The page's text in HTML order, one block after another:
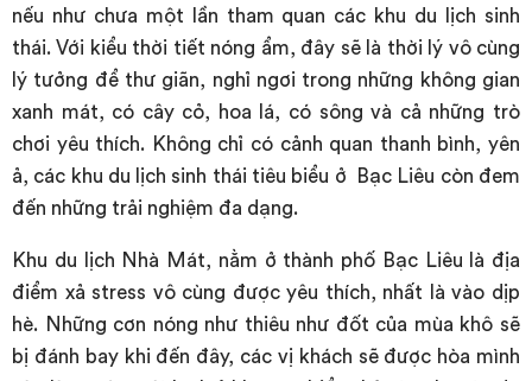
nếu như chưa một lần tham quan các khu du lịch sinh
thái. Với kiểu thời tiết nóng ẩm, đây sẽ là thời lý vô cùng
lý tưởng để thư giãn, nghỉ ngơi trong những không gian
xanh mát, có cây cỏ, hoa lá, có sông và cả những trò
chơi yêu thích. Không chỉ có cảnh quan thanh bình, yên
ả, các khu du lịch sinh thái tiêu biểu ở Bạc Liêu còn đem
đến những trải nghiệm đa dạng.
Khu du lịch Nhà Mát, nằm ở thành phố Bạc Liêu là địa
điểm xả stress vô cùng được yêu thích, nhất là vào dịp
hè. Những cơn nóng như thiêu như đốt của mùa khô sẽ
bị đánh bay khi đến đây, các vị khách sẽ được hòa mình